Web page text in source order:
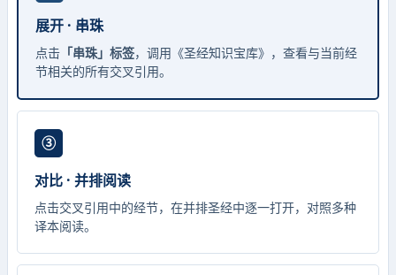
展开 · 串珠
点击 「串珠」标签，调用《圣经知识宝库》，查看与当前经
节相关的所有交叉引用。
③
对比 · 并排阅读
点击交叉引用中的经节，在并排圣经中逐一打开，对照多种
译本阅读。